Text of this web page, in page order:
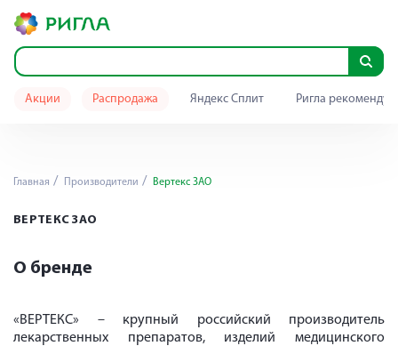
Акции Распродажа Яндекс Сплит Ригла
Главная Производители Вертекс ЗАО
ВЕРТЕКС ЗАО
О бренде
«ВЕРТЕКС» – крупный российский производитель
лекарственных препаратов, изделий медицинского